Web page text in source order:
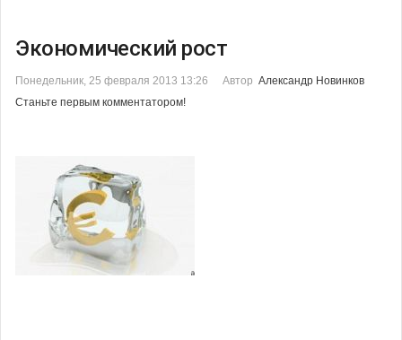
Экономический рост
Понедельник, 25 февраля 2013 13:26 Автор Александр Новинков
Станьте первым комментатором!